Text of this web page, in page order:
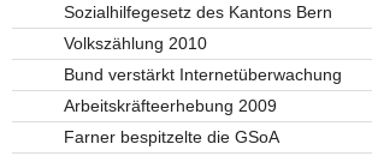
Sozialhilfegesetz des Kantons Bern
Volkszählung 2010
Bund verstärkt Internetüberwachung
Arbeitskräfteerhebung 2009
Farner bespitzelte die GSoA